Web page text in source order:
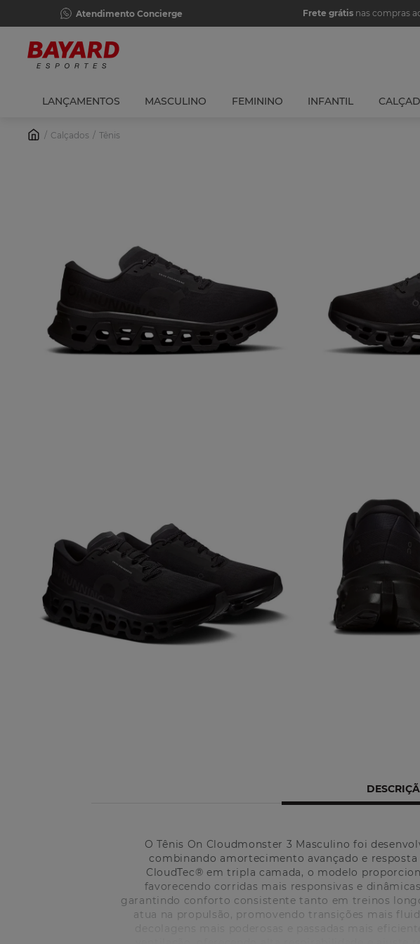
Atendimento Concierge Frete grátisnas compras
LANÇAMENTOS MASCULINO FEMININO INFANTIL
Calçados Tênis
O Tênis On Cloudmonster 3 Masculino foi
combinando amortecimento avançado e
CloudTec® em tripla camada, o modelo
favorecendo corridas mais responsivas e
garantindo conforto consistente tanto em treinos
atua na propulsão, promovendo transições mais